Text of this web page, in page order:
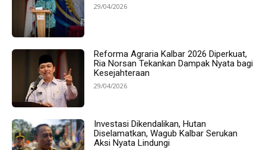
29/04/2026
Reforma Agraria Kalbar 2026 Diperkuat,
Ria Norsan Tekankan Dampak Nyata bagi
Kesejahteraan
29/04/2026
Investasi Dikendalikan, Hutan
Diselamatkan, Wagub Kalbar Serukan
Aksi Nyata Lindungi